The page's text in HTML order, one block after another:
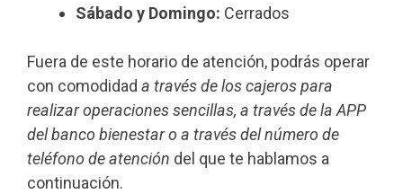
Sábado y Domingo: Cerrados
Fuera de este horario de atención, podrás operar
con comodidad a través de los cajeros para
realizar operaciones sencillas, a través de la APP
del banco bienestar o a través del número de
teléfono de atención del que te hablamos a
continuación.